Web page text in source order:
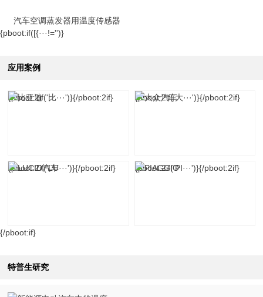
汽车空调蒸发器用温度传感器
{pboot:if([{···!='')}
应用案例
{pboot:2if('比···')}{/pboot:2if} {pboot:2if('大···')}{/pboot:2if}
{pboot:2if('LU···')}{/pboot:2if} {pboot:2if('PI···')}{/pboot:2if}
{/pboot:if}
特普生研究